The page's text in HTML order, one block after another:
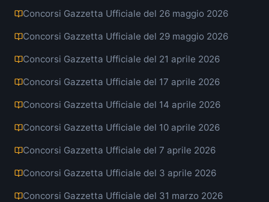
Concorsi Gazzetta Ufficiale del 26 maggio 2026
Concorsi Gazzetta Ufficiale del 29 maggio 2026
Concorsi Gazzetta Ufficiale del 21 aprile 2026
Concorsi Gazzetta Ufficiale del 17 aprile 2026
Concorsi Gazzetta Ufficiale del 14 aprile 2026
Concorsi Gazzetta Ufficiale del 10 aprile 2026
Concorsi Gazzetta Ufficiale del 7 aprile 2026
Concorsi Gazzetta Ufficiale del 3 aprile 2026
Concorsi Gazzetta Ufficiale del 31 marzo 2026